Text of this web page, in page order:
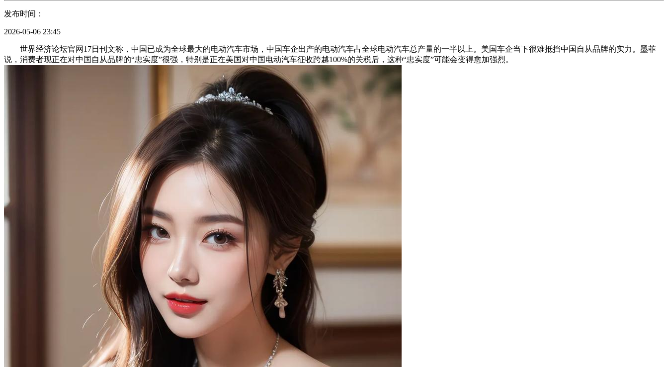
发布时间：
2026-05-06 23:45
世界经济论坛官网17日刊文称，中国已成为全球最大的电动汽车市场，中国车企出产的电动汽车占全球电动汽车总产量的一半以上。美国车企当下很难抵挡中国自从品牌的实力。墨菲
说，消费者现正在对中国自从品牌的“忠实度”很强，特别是正在美国对中国电动汽车征收跨越100%的关税后，这种“忠实度”可能会变得愈加强烈。